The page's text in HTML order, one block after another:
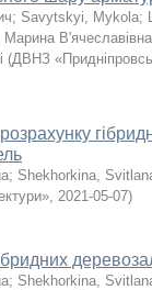
; Savytskyi, Mykola;
Марина В'ячеславівна
(ДВНЗ
; Shekhorkina,
, 2021-05-07)
; Shekhorkina,